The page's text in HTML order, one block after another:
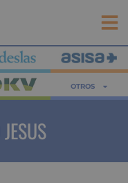
OTROS